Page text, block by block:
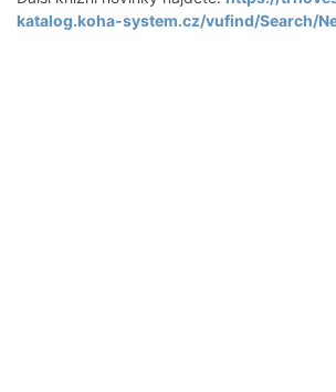
katalog.koha-system.cz/vufind/Search/